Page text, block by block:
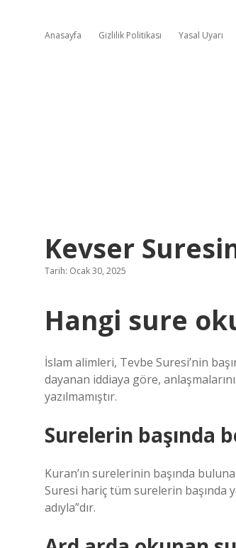
Anasayfa Gizlilik Politikası Yasal Uyarı
Kevser
Tarih: Ocak 30, 2025
Hangi sure
İslam alimleri, Tevbe Suresi’nin
dayanan iddiaya göre,
yazılmamıştır.
Surelerin başında
Kuran’ın surelerinin başında
Suresi hariç tüm surelerin başında
adıyla”dır.